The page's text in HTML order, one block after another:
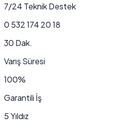
7/24 Teknik Destek
0 532 174 20 18
30 Dak.
Varış Süresi
100%
Garantili İş
5 Yıldız